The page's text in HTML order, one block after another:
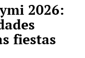
2026:
fiestas